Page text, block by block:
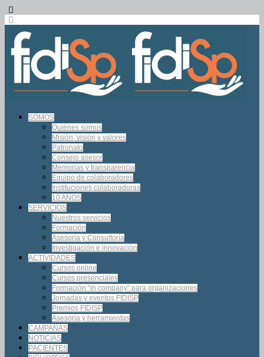
SOMOS
Quiénes somos
Misión, visión y valores
Patronato
Consejo asesor
Memorias y transparencia
Equipo de colaboradores
Instituciones colaboradoras
10 AÑOS
SERVICIOS
Nuestros servicios
Formación
Asesoría y Consultoría
Investigación e innovación
ACTIVIDADES
Cursos online
Cursos presenciales
Formación “in company” para organizaciones
Jornadas y eventos FIDISP
Premios FIDISP
Asesoría y herramientas
CAMPAÑAS
NOTICIAS
PACIENTES